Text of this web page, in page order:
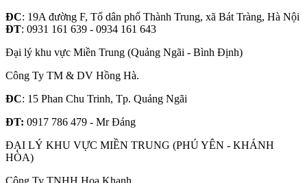
ĐC: 19A đường F, Tổ dân phố Thành Trung, xã Bát Tràng, Hà Nội
ĐT: 0931 161 639 - 0934 161 643
Đại lý khu vực Miền Trung (Quảng Ngãi - Bình Định)
Công Ty TM & DV Hồng Hà.
ĐC: 15 Phan Chu Trinh, Tp. Quảng Ngãi
ĐT: 0917 786 479 - Mr Đáng
ĐẠI LÝ KHU VỰC MIỀN TRUNG (PHÚ YÊN - KHÁNH
HÒA)
Công Ty TNHH Hoa Khanh